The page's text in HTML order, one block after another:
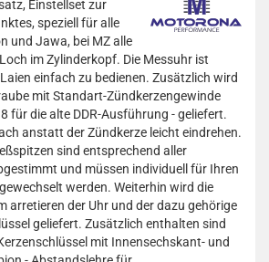
Einstellset zur
speziell für alle
und Jawa, bei MZ alle
im Zylinderkopf. Die Messuhr ist
einfach zu bedienen. Zusätzlich wird
mit Standart-Zündkerzengewinde
für die alte DDR-Ausführung - geliefert.
anstatt der Zündkerze leicht eindrehen.
sind entsprechend aller
und müssen individuell für Ihren
werden. Weiterhin wird die
arretieren der Uhr und der dazu gehörige
geliefert. Zusätzlich enthalten sind
mit Innensechskant- und